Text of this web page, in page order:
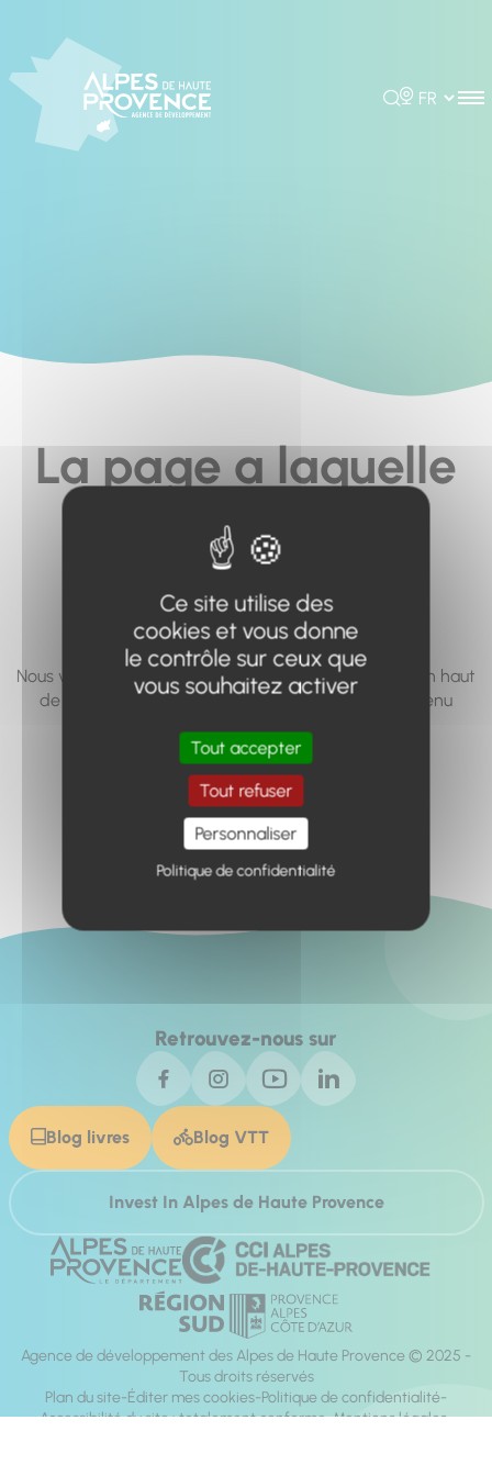
Rechercher
Choisir la
La page a laquelle
vous cherchez à
accéder n'existe
pas... ou plus.
Nous vous invitons à utiliser le moteur de recherche en haut
de page, ou à utiliser le menu pour trouver le contenu
Retour à l'accueil
Retrouvez-nous sur
Blog livres Blog VTT
Invest In Alpes de Haute Provence
Agence de développement des Alpes de Haute Provence © 2025 -
Tous droits réservés
Plan du site Éditer mes cookies Politique de confidentialité
Accessibilité du site : totalement conforme Mentions légales
Ce site utilise des
cookies et vous donne
le contrôle sur ceux que
vous souhaitez activer
Tout accepter
Tout refuser
Personnaliser
Politique de confidentialité